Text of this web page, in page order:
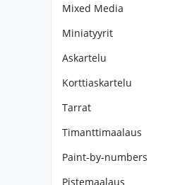
Mixed Media
Miniatyyrit
Askartelu
Korttiaskartelu
Tarrat
Timanttimaalaus
Paint-by-numbers
Pistemaalaus